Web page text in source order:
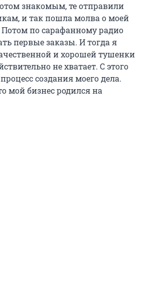
знакомым, те отправили
и так пошла молва о моей
по сарафанному радио
первые заказы. И тогда я
и хорошей тушенки
не хватает. С этого
создания моего дела.
мой бизнес родился на